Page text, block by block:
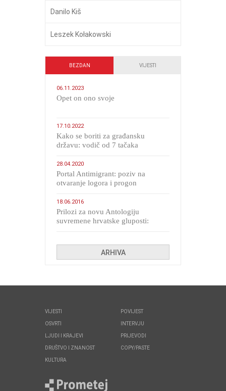
Danilo Kiš
Leszek Kołakowski
BEZDAN VIJESTI
06.11.2023
​Opet on ono svoje
17.10.2022
Kako se boriti za građansku
državu: vodič od 7 tačaka
28.04.2020
Portal Antimigrant: poziv na
otvaranje logora i progon
18.06.2016
Prilozi za novu Antologiju
suvremene hrvatske gluposti:
ARHIVA
VIJESTI
OSVRTI
LJUDI I KRAJEVI
DRUŠTVO I ZNANOST
KULTURA
POVIJEST
INTERVJU
PRIJEVODI
COPY/PASTE